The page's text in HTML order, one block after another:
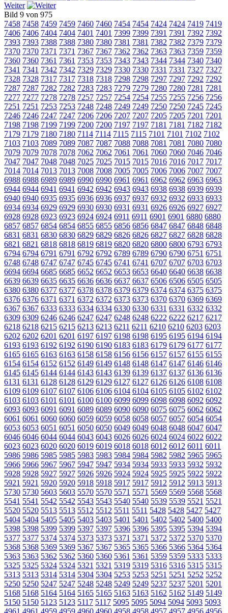
Weiter
Bild 9 von 975
7458 7458 7459 7459 7460 7460 7454 7454 7424 7424 7419 7419
7406 7406 7404 7404 7401 7401 7399 7399 7391 7391 7392 7392
7393 7393 7388 7388 7380 7380 7381 7381 7382 7382 7379 7379
7370 7370 7371 7371 7367 7367 7362 7362 7363 7363 7359 7359
7360 7360 7361 7361 7353 7353 7343 7343 7344 7344 7340 7340
7341 7341 7342 7342 7329 7329 7330 7330 7331 7331 7327 7327
7328 7328 7317 7317 7318 7318 7298 7298 7297 7297 7292 7292
7287 7287 7282 7282 7283 7283 7279 7279 7280 7280 7281 7281
7277 7277 7278 7278 7257 7257 7254 7254 7255 7255 7256 7256
7251 7251 7253 7253 7248 7248 7249 7249 7250 7250 7245 7245
7246 7246 7247 7247 7206 7206 7207 7207 7205 7205 7201 7201
7198 7198 7199 7199 7200 7200 7197 7197 7181 7181 7182 7182
7179 7179 7180 7180 7114 7114 7115 7115 7101 7101 7102 7102
7103 7103 7089 7089 7087 7087 7088 7088 7081 7081 7080 7080
7079 7079 7078 7078 7062 7062 7061 7061 7060 7060 7046 7046
7047 7047 7048 7048 7025 7025 7015 7015 7016 7016 7017 7017
7014 7014 7013 7013 7008 7008 7005 7005 7006 7006 7007 7007
6988 6988 6989 6989 6990 6990 6961 6961 6962 6962 6963 6963
6944 6944 6941 6941 6942 6942 6943 6943 6938 6938 6939 6939
6940 6940 6935 6935 6936 6936 6937 6937 6932 6932 6933 6933
6934 6934 6929 6929 6930 6930 6931 6931 6926 6926 6927 6927
6928 6928 6923 6923 6924 6924 6911 6911 6901 6901 6880 6880
6857 6857 6854 6854 6855 6855 6856 6856 6847 6847 6848 6848
6831 6831 6830 6830 6829 6829 6826 6826 6827 6827 6828 6828
6821 6821 6818 6818 6819 6819 6820 6820 6800 6800 6793 6793
6794 6794 6791 6791 6792 6792 6789 6789 6790 6790 6751 6751
6748 6748 6747 6747 6745 6745 6741 6741 6707 6707 6703 6703
6694 6694 6685 6685 6652 6652 6653 6653 6640 6640 6638 6638
6639 6639 6635 6635 6636 6636 6637 6637 6506 6506 6505 6505
6380 6380 6377 6377 6378 6378 6379 6379 6374 6374 6375 6375
6376 6376 6371 6371 6372 6372 6373 6373 6370 6370 6369 6369
6367 6367 6333 6333 6334 6334 6330 6330 6331 6331 6332 6332
6309 6309 6246 6246 6247 6247 6248 6248 6222 6222 6217 6217
6218 6218 6215 6215 6213 6213 6211 6211 6210 6210 6203 6203
6202 6202 6201 6201 6197 6197 6198 6198 6195 6195 6194 6194
6193 6193 6192 6192 6190 6190 6183 6183 6179 6179 6177 6177
6165 6165 6163 6163 6158 6158 6156 6156 6157 6157 6155 6155
6154 6154 6152 6152 6149 6149 6148 6148 6147 6147 6146 6146
6145 6145 6144 6144 6143 6143 6139 6139 6137 6137 6136 6136
6131 6131 6128 6128 6129 6129 6127 6127 6126 6126 6108 6108
6109 6109 6107 6107 6106 6106 6104 6104 6105 6105 6102 6102
6103 6103 6101 6101 6100 6100 6099 6099 6098 6098 6092 6092
6093 6093 6091 6091 6089 6089 6090 6090 6075 6075 6062 6062
6061 6061 6060 6060 6059 6059 6058 6058 6057 6057 6054 6054
6053 6053 6051 6051 6050 6050 6049 6049 6048 6048 6047 6047
6046 6046 6044 6044 6043 6043 6026 6026 6024 6024 6022 6022
6023 6023 6020 6020 6019 6019 6018 6018 6012 6012 6011 6011
5986 5986 5985 5985 5983 5983 5984 5984 5982 5982 5965 5965
5966 5966 5967 5967 5947 5947 5934 5934 5933 5933 5932 5932
5928 5928 5927 5927 5926 5926 5924 5924 5925 5925 5922 5922
5921 5921 5920 5920 5918 5918 5917 5917 5912 5912 5913 5913
5730 5730 5603 5603 5570 5570 5571 5571 5569 5569 5568 5568
5541 5541 5542 5542 5543 5543 5540 5540 5539 5539 5521 5521
5520 5520 5513 5513 5512 5512 5511 5511 5428 5428 5427 5427
5404 5404 5405 5405 5403 5403 5401 5401 5402 5402 5400 5400
5398 5398 5399 5399 5397 5397 5396 5396 5395 5395 5394 5394
5377 5377 5374 5374 5373 5373 5371 5371 5372 5372 5370 5370
5368 5368 5369 5369 5367 5367 5365 5365 5366 5366 5364 5364
5363 5363 5362 5362 5360 5360 5361 5361 5359 5359 5333 5333
5325 5325 5324 5324 5321 5321 5319 5319 5316 5316 5315 5315
5313 5313 5314 5314 5304 5304 5253 5253 5251 5251 5252 5252
5250 5250 5247 5247 5248 5248 5249 5249 5237 5237 5201 5201
5168 5168 5164 5164 5165 5165 5163 5163 5162 5162 5149 5149
5150 5150 5123 5123 5117 5117 5095 5095 5094 5094 5093 5093
4961 4961 4959 4959 4960 4960 4958 4958 4957 4957 4956 4956